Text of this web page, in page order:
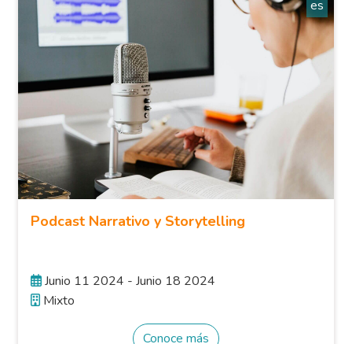
es
Podcast Narrativo y Storytelling
Junio 11 2024 - Junio 18 2024
Mixto
Conoce más